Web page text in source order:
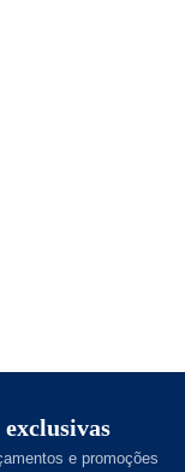
exclusivas
e promoções